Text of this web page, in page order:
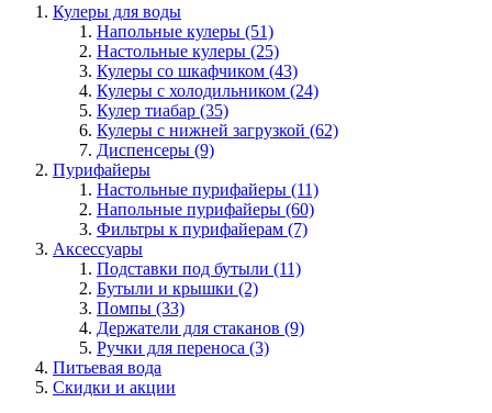
Кулеры для воды
Напольные кулеры (51)
Настольные кулеры (25)
Кулеры со шкафчиком (43)
Кулеры с холодильником (24)
Кулер тиабар (35)
Кулеры с нижней загрузкой (62)
Диспенсеры (9)
Пурифайеры
Настольные пурифайеры (11)
Напольные пурифайеры (60)
Фильтры к пурифайерам (7)
Аксессуары
Подставки под бутыли (11)
Бутыли и крышки (2)
Помпы (33)
Держатели для стаканов (9)
Ручки для переноса (3)
Питьевая вода
Скидки и акции